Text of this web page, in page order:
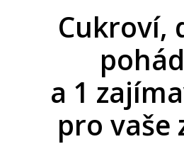
Cukroví,
a 1
pro vaše